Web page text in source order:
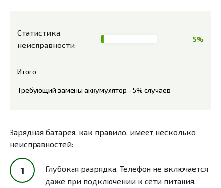
Статистика
неисправности:
5%
Итого
Требующий замены аккумулятор - 5% случаев
Зарядная батарея, как правило, имеет несколько
неисправностей:
Глубокая разрядка. Телефон не включается
даже при подключении к сети питания.